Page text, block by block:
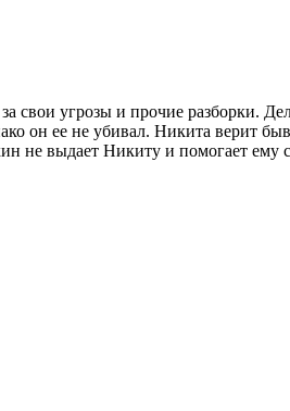
свои угрозы и прочие разборки.
он ее не убивал. Никита верит
не выдает Никиту и помогает ему